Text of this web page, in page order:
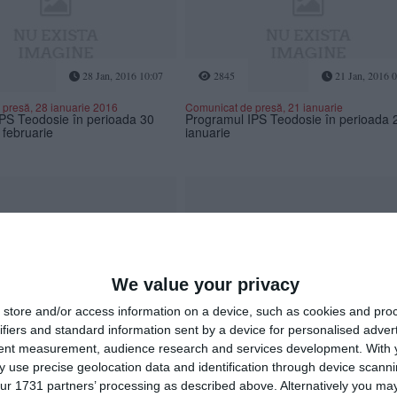
We value your privacy
store and/or access information on a device, such as cookies and
and standard information sent by a device for personalised
measurement, audience research and services development. With
use precise geolocation data and identification through device
1731 partners’ processing as described above. Alternatively you
28 Jan, 2016 10:07
28 ianuarie 2016
Teodosie în perioada 30
2845 21 Jan, 2016
Comunicat de presă, 21 ianuarie
Programul IPS Teodosie în perioada
ianuarie
04 Jan, 2016 14:05
Teodosie în perioada 5-7
2445 22 Dec, 2015
Comunicat de presa Arhiepiscopia
Tomisului - Programul IPS Teodosie
praznicul Nașterii Domnului